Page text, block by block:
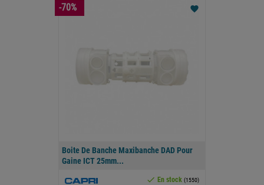
Boite De Banche Maxibanche DAD Pour
Gaine ICT 25mm...
 En stock (1550)
favorite
-70%